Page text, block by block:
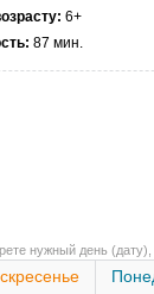
6+
87 мин.
нужный день